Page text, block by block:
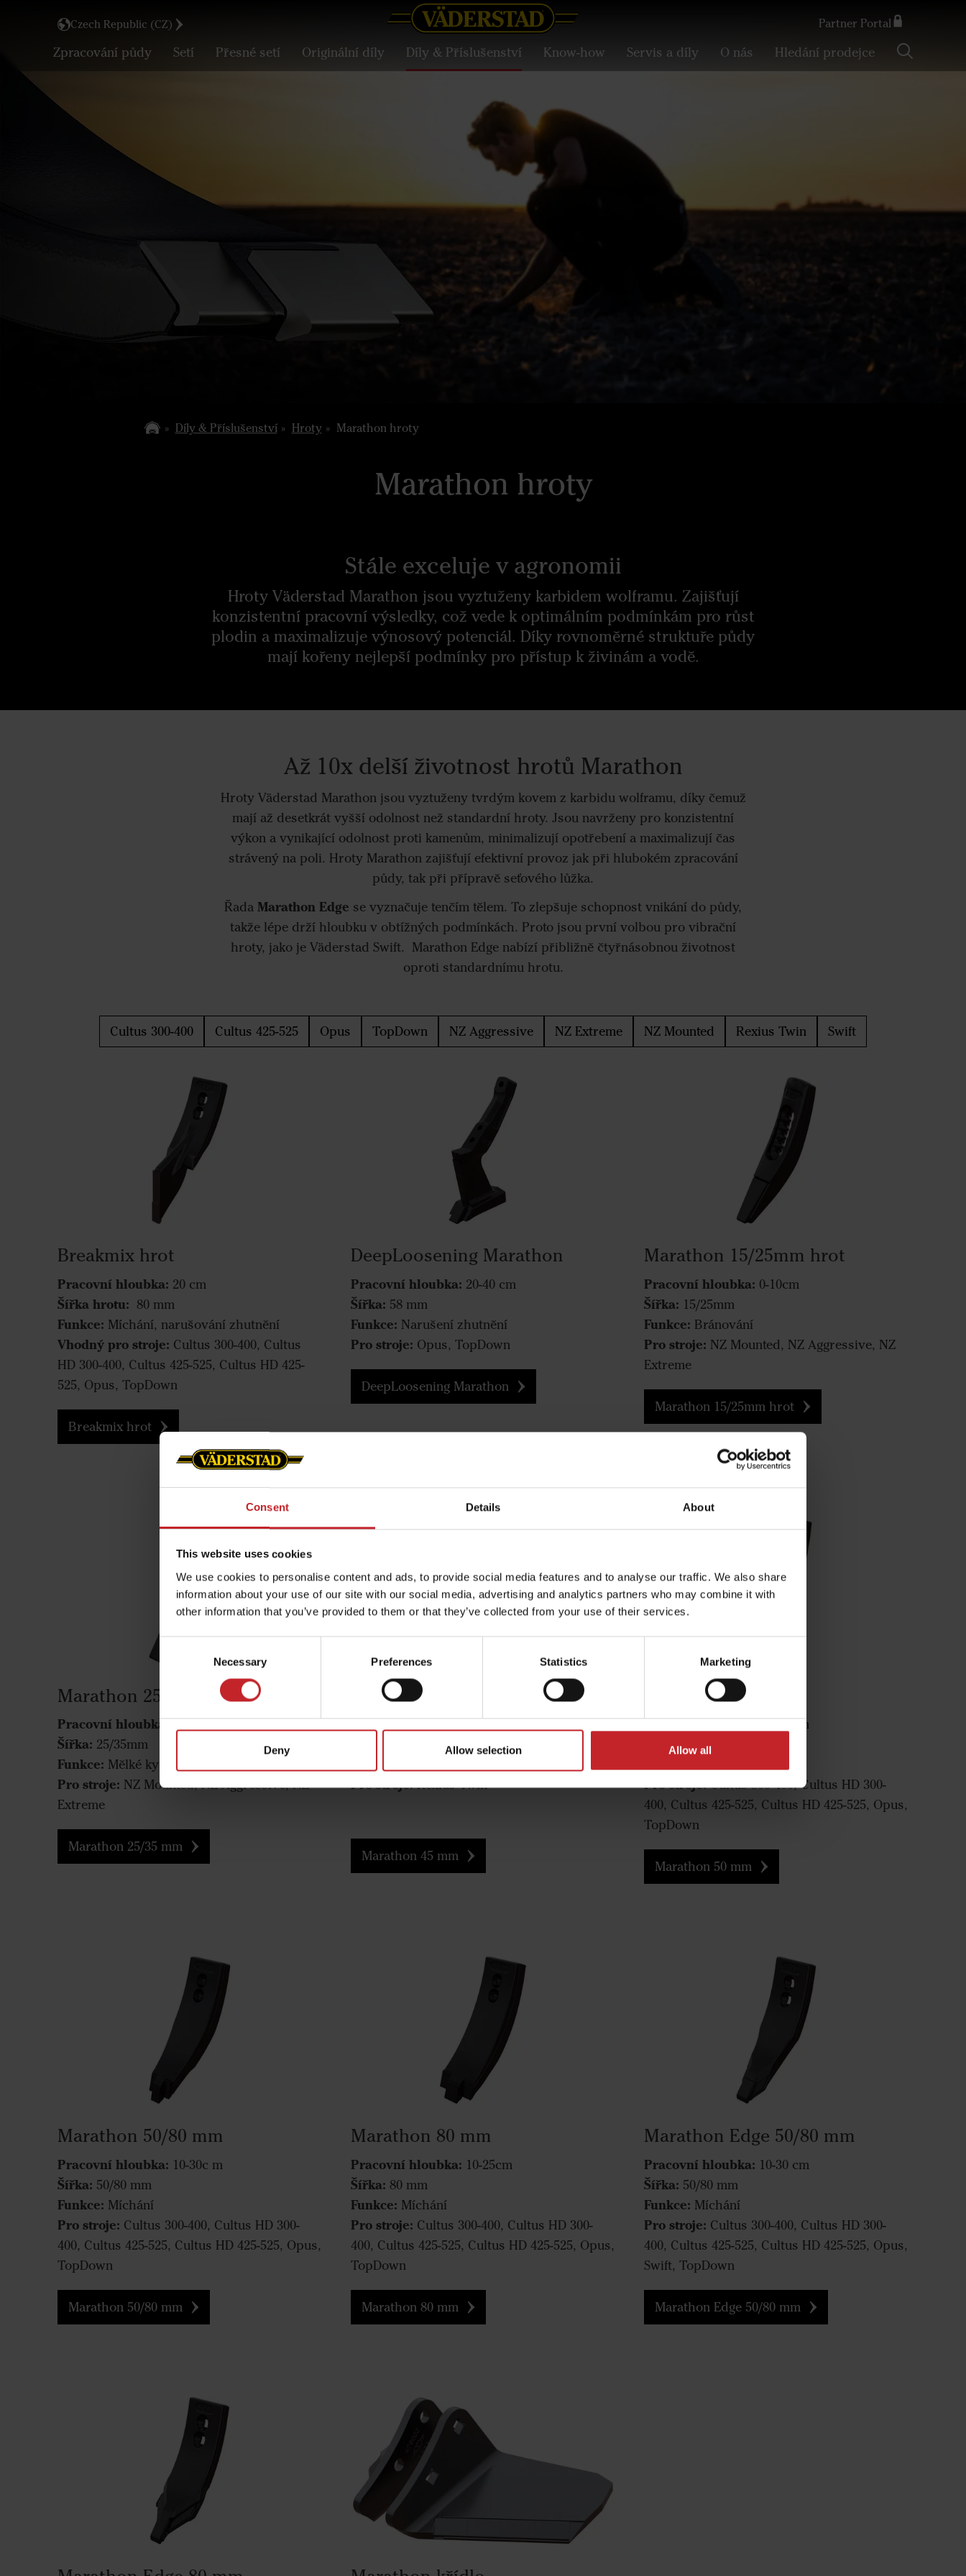
Consent Details About
This website uses cookies
We use cookies to personalise content and ads, to provide social media features and to analyse our traffic. We also share
information about your use of our site with our social media, advertising and analytics partners who may combine it with
other information that you’ve provided to them or that they’ve collected from your use of their services.
Selection
Necessary Preferences Statistics Marketing
Deny Allow selection Allow all
Czech Republic (CZ) Partner Portal
Zpracování půdy Setí Přesné setí Originální díly Díly & Příslušenství Know-how Servis a díly O nás Hledání prodejce
Search
Díly & Příslušenství Hroty Marathon hroty
Marathon hroty
Stále exceluje v agronomii
Hroty Väderstad Marathon jsou vyztuženy karbidem wolframu. Zajišťují
konzistentní pracovní výsledky, což vede k optimálním podmínkám pro růst
plodin a maximalizuje výnosový potenciál. Díky rovnoměrné struktuře půdy
mají kořeny nejlepší podmínky pro přístup k živinám a vodě.
Až 10x delší životnost hrotů Marathon
Hroty Väderstad Marathon jsou vyztuženy tvrdým kovem z karbidu wolframu, díky čemuž
mají až desetkrát vyšší odolnost než standardní hroty. Jsou navrženy pro konzistentní
výkon a vynikající odolnost proti kamenům, minimalizují opotřebení a maximalizují čas
strávený na poli. Hroty Marathon zajišťují efektivní provoz jak při hlubokém zpracování
půdy, tak při přípravě seťového lůžka.
Řada Marathon Edge se vyznačuje tenčím tělem. To zlepšuje schopnost vnikání do půdy,
takže lépe drží hloubku v obtížných podmínkách. Proto jsou první volbou pro vibrační
hroty, jako je Väderstad Swift. Marathon Edge nabízí přibližně čtyřnásobnou životnost
oproti standardnímu hrotu.
Cultus 300-400 Cultus 425-525 Opus TopDown NZ Aggressive NZ Extreme NZ Mounted Rexius Twin Swift
Breakmix hrot
Pracovní hloubka: 20 cm
Šířka hrotu: 80 mm
Funkce: Míchání, narušování zhutnění
Vhodný pro stroje: Cultus 300-400, Cultus
HD 300-400, Cultus 425-525, Cultus HD 425-
525, Opus, TopDown
Breakmix hrot
DeepLoosening Marathon
Pracovní hloubka: 20-40 cm
Šířka: 58 mm
Funkce: Narušení zhutnění
Pro stroje: Opus, TopDown
DeepLoosening Marathon
Marathon 15/25mm hrot
Pracovní hloubka: 0-10cm
Šířka: 15/25mm
Funkce: Bránování
Pro stroje: NZ Mounted, NZ Aggressive, NZ
Extreme
Marathon 15/25mm hrot
Marathon 25/35 mm
Pracovní hloubka:
Šířka: 25/35mm
Funkce: Mělké kypření
Pro stroje: NZ Mounted, NZ Aggressive, NZ
Extreme
Marathon 25/35 mm
Marathon 45 mm
Pracovní hloubka:
Pro stroje:Rexius Twin
Marathon 45 mm
Marathon 50 mm
Pracovní hloubka: 15-30 cm
Šířka:50 mm
Pro stroje:Cultus 300-400, Cultus HD 300-
400, Cultus 425-525, Cultus HD 425-525, Opus,
TopDown
Marathon 50 mm
Marathon 50/80 mm
Pracovní hloubka: 10-30c m
Šířka: 50/80 mm
Funkce: Míchání
Pro stroje: Cultus 300-400, Cultus HD 300-
400, Cultus 425-525, Cultus HD 425-525, Opus,
TopDown
Marathon 50/80 mm
Marathon 80 mm
Pracovní hloubka: 10-25cm
Šířka: 80 mm
Funkce: Míchání
Pro stroje: Cultus 300-400, Cultus HD 300-
400, Cultus 425-525, Cultus HD 425-525, Opus,
TopDown
Marathon 80 mm
Marathon Edge 50/80 mm
Pracovní hloubka: 10-30 cm
Šířka: 50/80 mm
Funkce: Míchání
Pro stroje: Cultus 300-400, Cultus HD 300-
400, Cultus 425-525, Cultus HD 425-525, Opus,
Swift, TopDown
Marathon Edge 50/80 mm